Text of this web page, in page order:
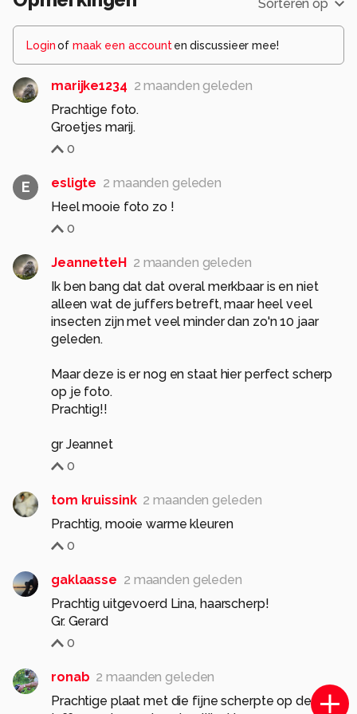
Sorteren op
Loginof maak een account en discussieer mee!
marijke1234 2 maanden geleden
Prachtige foto.
Groetjes marij.
0
E esligte 2 maanden geleden
0
JeannetteH 2 maanden geleden
Ik ben bang dat dat overal merkbaar is en niet
alleen wat de juffers betreft, maar heel veel
insecten zijn met veel minder dan zo'n 10 jaar
geleden.
Maar deze is er nog en staat hier perfect scherp
op je foto.
Prachtig!!
gr Jeannet
0
tom kruissink 2 maanden geleden
Prachtig, mooie warme kleuren
0
gaklaasse 2 maanden geleden
Prachtig uitgevoerd Lina, haarscherp!
Gr. Gerard
0
ronab 2 maanden geleden
Prachtige plaat met die fijne scherpte op de